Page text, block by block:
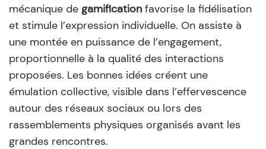
mécanique de gamification favorise la fidélisation
et stimule l’expression individuelle. On assiste à
une montée en puissance de l’engagement,
proportionnelle à la qualité des interactions
proposées. Les bonnes idées créent une
émulation collective, visible dans l’effervescence
autour des réseaux sociaux ou lors des
rassemblements physiques organisés avant les
grandes rencontres.